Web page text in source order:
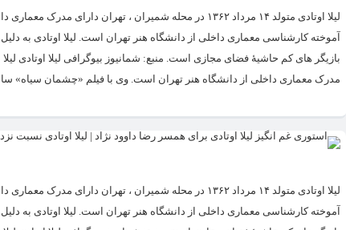
لیلا اوتادی متولد ۱۴ مرداد ۱۳۶۲ در محله شمیران ،
مدرک معماری داخلی از دانشگاه هنر تهران است. وی با فیلم «چشمان سیاه»
لیلا اوتادی متولد ۱۴ مرداد ۱۳۶۲ در محله شمیران ،